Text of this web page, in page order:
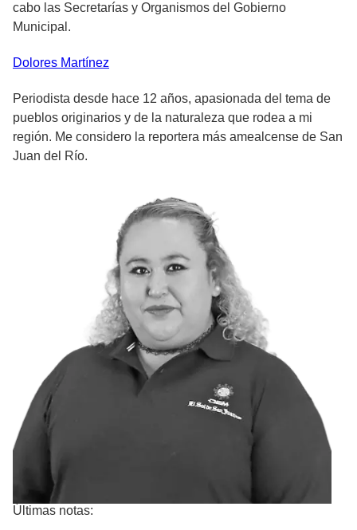
cabo las Secretarías y Organismos del Gobierno
Municipal.
Dolores Martínez
Periodista desde hace 12 años, apasionada del tema de
pueblos originarios y de la naturaleza que rodea a mi
región. Me considero la reportera más amealcense de San
Juan del Río.
Últimas notas: